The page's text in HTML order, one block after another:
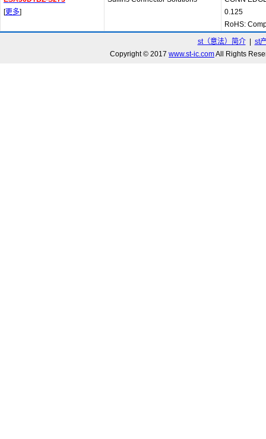
[更多]
0.125
RoHS:
st（意法）简介| st
Copyright © 2017 www.st-ic.comAll Rights